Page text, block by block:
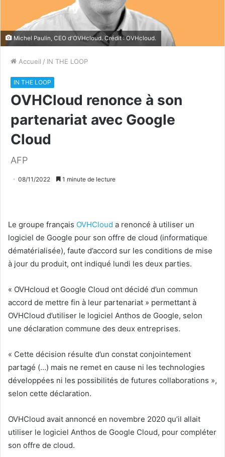
Michel Paulin, CEO d'OVHcloud. Crédit : OVHcloud.
Accueil / IN THE LOOP
IN THE LOOP
OVHCloud renonce à son
partenariat avec Google
Cloud
AFP
08/11/2022 1 minute de lecture
Le groupe français OVHCloud a renoncé à utiliser un
logiciel de Google pour son offre de cloud (informatique
dématérialisée), faute d’accord sur les conditions de mise
à jour du produit, ont indiqué lundi les deux parties.
« OVHcloud et Google Cloud ont décidé d’un commun
accord de mettre fin à leur partenariat » permettant à
OVHCloud d’utiliser le logiciel Anthos de Google, selon
une déclaration commune des deux entreprises.
« Cette décision résulte d’un constat conjointement
partagé (…) mais ne remet en cause ni les technologies
développées ni les possibilités de futures collaborations »,
selon cette déclaration.
OVHCloud avait annoncé en novembre 2020 qu’il allait
utiliser le logiciel Anthos de Google Cloud, pour compléter
son offre de cloud.